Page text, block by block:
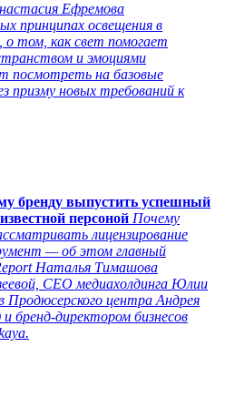
Ефремова
принципах освещения в
о том, как свет помогает
и эмоциями
посмотреть на базовые
призму новых требований к
бренду выпустить успешный
персоной Почему
лицензирование
— об этом главный
Наталья Тимашова
СЕО медиахолдинга Юлии
Продюсерского центра Андрея
и бренд-директором бизнесов